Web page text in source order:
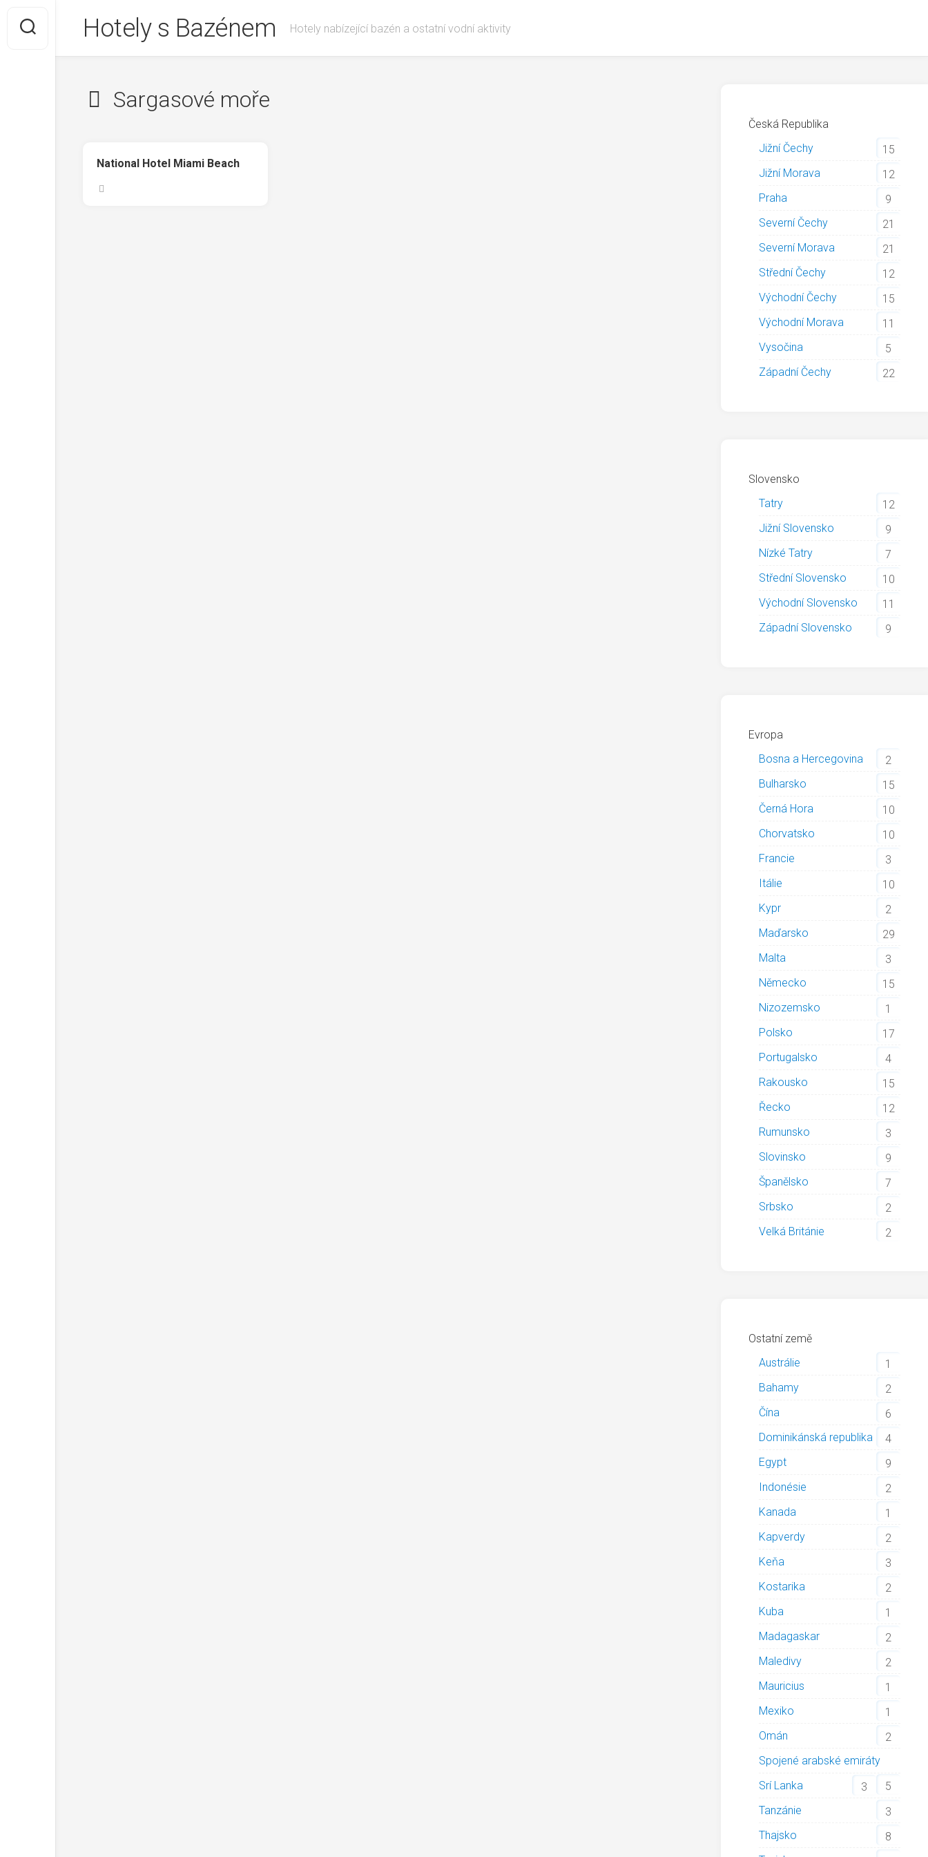
content
Hotely s Bazénem Hotely nabízející bazén a ostatní vodní aktivity
Sargasové moře
National Hotel Miami Beach
Česká Republika
Jižní Čechy
15
Jižní Morava
12
Praha
9
Severní Čechy
21
Severní Morava
21
Střední Čechy
12
Východní Čechy
15
Východní Morava
11
Vysočina
5
Západní Čechy
22
Slovensko
Tatry
12
Jižní Slovensko
9
Nízké Tatry
7
Střední Slovensko
10
Východní Slovensko
11
Západní Slovensko
9
Evropa
Bosna a Hercegovina
2
Bulharsko
15
Černá Hora
10
Chorvatsko
10
Francie
3
Itálie
10
Kypr
2
Maďarsko
29
Malta
3
Německo
15
Nizozemsko
1
Polsko
17
Portugalsko
4
Rakousko
15
Řecko
12
Rumunsko
3
Slovinsko
9
Španělsko
7
Srbsko
2
Velká Británie
2
Ostatní země
Austrálie
1
Bahamy
2
Čína
6
Dominikánská republika
4
Egypt
9
Indonésie
2
Kanada
1
Kapverdy
2
Keňa
3
Kostarika
2
Kuba
1
Madagaskar
2
Maledivy
2
Mauricius
1
Mexiko
1
Omán
2
Spojené arabské emiráty
5
Srí Lanka
3
Tanzánie
3
Thajsko
8